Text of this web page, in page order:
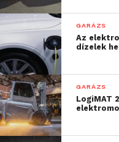
Ha kedvet
hogy
beépített
kamerát,
GARÁZS
Az
dízelek
GARÁZS
LogiMAT